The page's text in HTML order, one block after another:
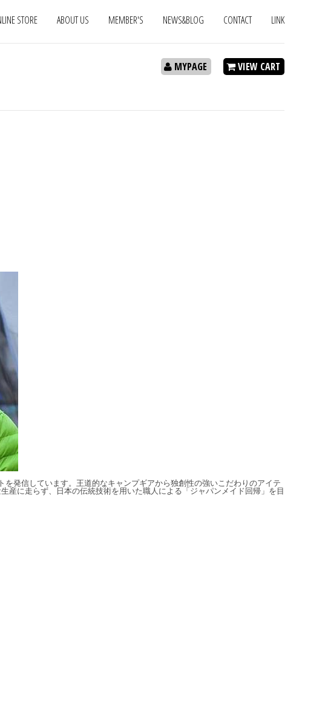
STORE ABOUT US MEMBER'S NEWS&BLOG CONTACT LINK
VIEW CART
MYPAGE
発信しています。王道的なキャンプギアから独創性の強いこだわりのアイテ
産に走らず、日本の伝統技術を用いた職人による「ジャパンメイド回帰」を目